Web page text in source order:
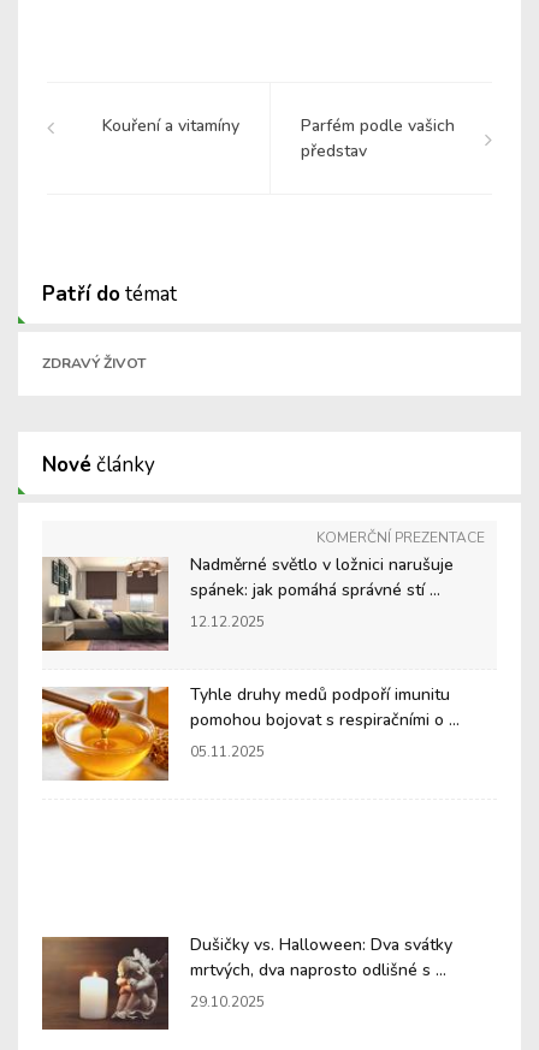
Kouření a vitamíny
Parfém podle vašich
představ
Patří dotémat
ZDRAVÝ ŽIVOT
Nové články
KOMERČNÍ PREZENTACE
Nadměrné světlo v ložnici narušuje
spánek: jak pomáhá správné stí ...
12.12.2025
Tyhle druhy medů podpoří imunitu
pomohou bojovat s respiračními o ...
05.11.2025
Dušičky vs. Halloween: Dva svátky
mrtvých, dva naprosto odlišné s ...
29.10.2025